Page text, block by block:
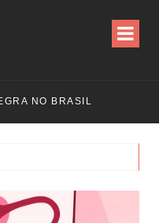
NO BRASIL